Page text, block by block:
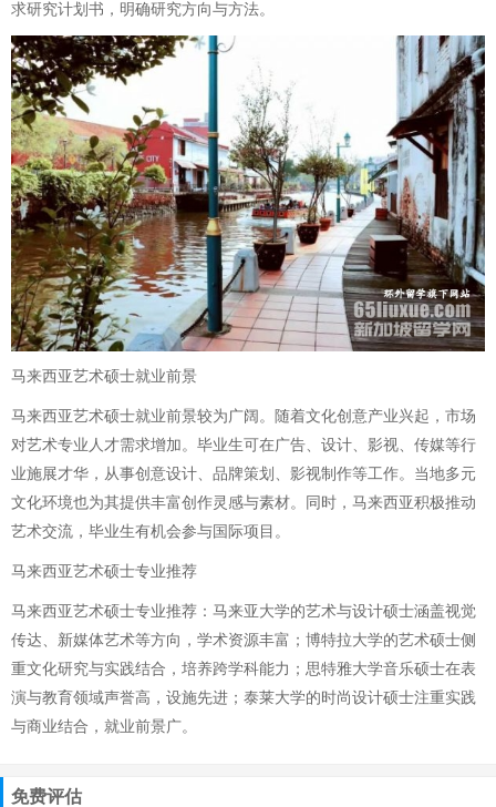
求研究计划书，明确研究方向与方法。
马来西亚艺术硕士就业前景
马来西亚艺术硕士就业前景较为广阔。随着文化创意产业兴起，市场
对艺术专业人才需求增加。毕业生可在广告、设计、影视、传媒等行
业施展才华，从事创意设计、品牌策划、影视制作等工作。当地多元
文化环境也为其提供丰富创作灵感与素材。同时，马来西亚积极推动
艺术交流，毕业生有机会参与国际项目。
马来西亚艺术硕士专业推荐
马来西亚艺术硕士专业推荐：马来亚大学的艺术与设计硕士涵盖视觉
传达、新媒体艺术等方向，学术资源丰富；博特拉大学的艺术硕士侧
重文化研究与实践结合，培养跨学科能力；思特雅大学音乐硕士在表
演与教育领域声誉高，设施先进；泰莱大学的时尚设计硕士注重实践
与商业结合，就业前景广。
免费评估